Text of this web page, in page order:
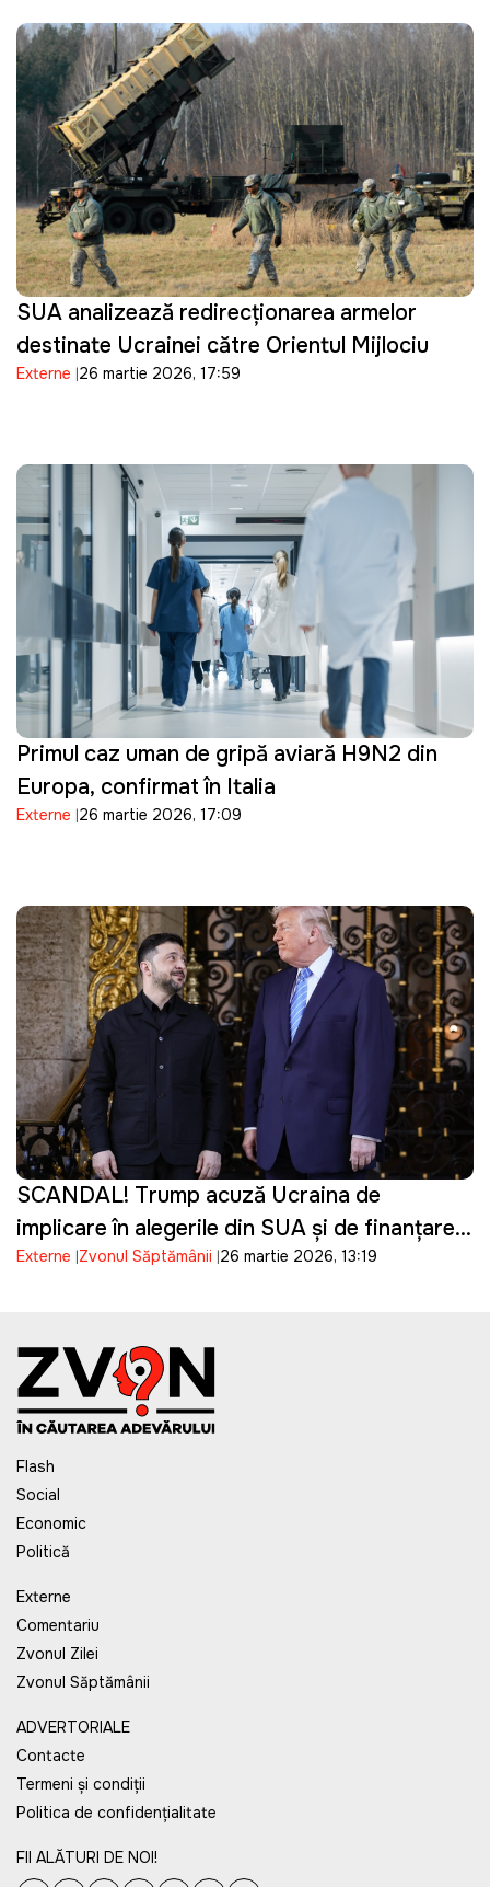
SUA analizează redirecționarea armelor
destinate Ucrainei către Orientul Mijlociu
Externe 26 martie 2026, 17:59
Primul caz uman de gripă aviară H9N2 din
Europa, confirmat în Italia
Externe 26 martie 2026, 17:09
SCANDAL! Trump acuză Ucraina de
implicare în alegerile din SUA și de finanțarea
campaniei lui Biden
Externe Zvonul Săptămânii 26 martie 2026, 13:19
Flash
Social
Economic
Politică
Externe
Comentariu
Zvonul Zilei
Zvonul Săptămânii
ADVERTORIALE
Contacte
Termeni și condiții
Politica de confidențialitate
FII ALĂTURI DE NOI!